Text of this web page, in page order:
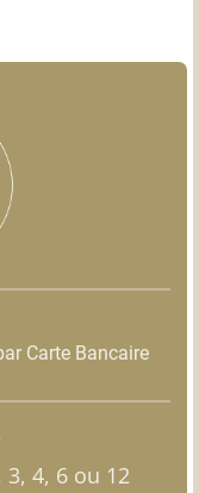
Carte Bancaire
4, 6 ou 12